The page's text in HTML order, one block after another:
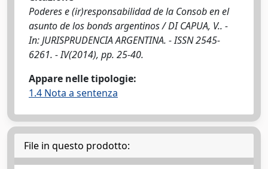
Poderes e (ir)responsabilidad de la Consob en el
asunto de los bonds argentinos / DI CAPUA, V.. -
In: JURISPRUDENCIA ARGENTINA. - ISSN 2545-
6261. - IV(2014), pp. 25-40.
Appare nelle tipologie:
1.4 Nota a sentenza
File in questo prodotto: